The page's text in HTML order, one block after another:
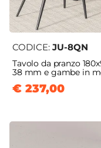
CODICE: JU-8QN
Tavolo da pranzo
38 mm e gambe in
€ 237,00